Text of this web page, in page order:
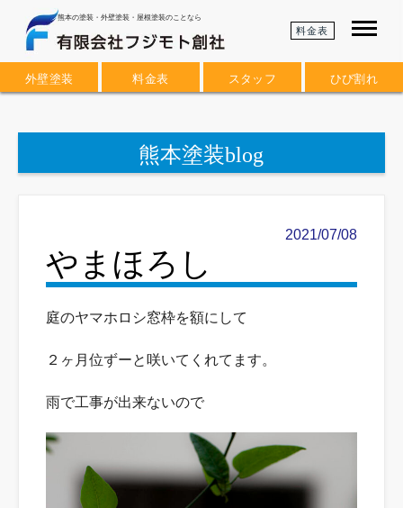
熊本の塗装・外壁塗装・屋根塗装のことなら
料金表
外壁塗装 料金表 スタッフ ひび割れ
熊本塗装blog
2021/07/08
やまほろし
庭のヤマホロシ窓枠を額にして
２ヶ月位ずーと咲いてくれてます。
雨で工事が出来ないので